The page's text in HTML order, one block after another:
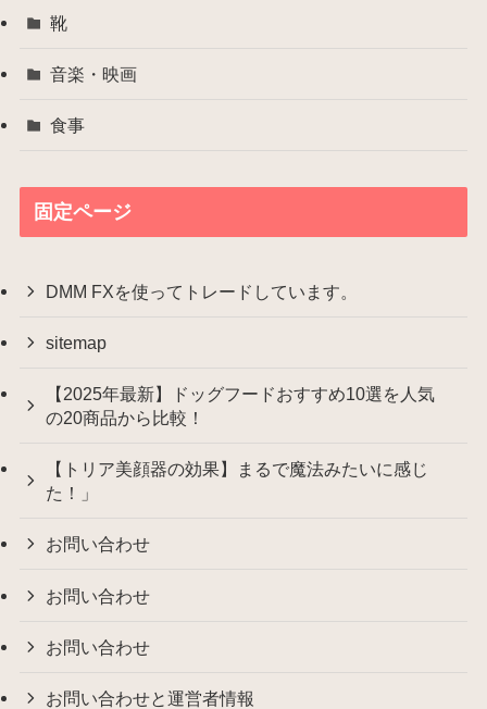
靴
音楽・映画
食事
固定ページ
DMM FXを使ってトレードしています。
sitemap
【2025年最新】ドッグフードおすすめ10選を人気
の20商品から比較！
【トリア美顔器の効果】まるで魔法みたいに感じ
た！」
お問い合わせ
お問い合わせ
お問い合わせ
お問い合わせと運営者情報